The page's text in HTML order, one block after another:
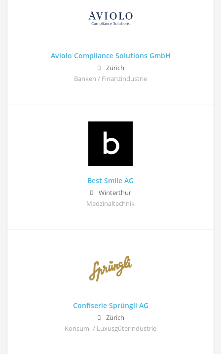
Aviolo Compliance Solutions GmbH
Zürich
Banken / Finanzindustrie
Best Smile AG
Winterthur
Medzinaltechnik
Confiserie Sprüngli AG
Zürich
Konsum- / Luxusgüterindustrie